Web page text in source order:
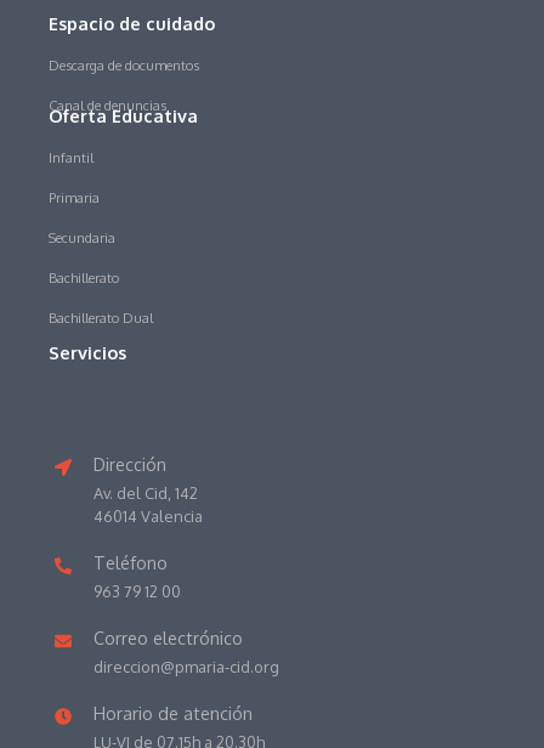
Espacio de cuidado
Descarga de documentos
Canal de denuncias
Oferta Educativa
Infantil
Primaria
Secundaria
Bachillerato
Bachillerato Dual
Servicios
Dirección
Av. del Cid, 142
46014 Valencia
Teléfono
963 79 12 00
Correo electrónico
direccion@pmaria-cid.org
Horario de atención
LU-VI de 07.15h a 20.30h